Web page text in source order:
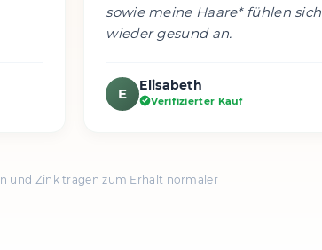
sowie meine Haare* fühlen sich
wieder gesund an.
E
Elisabeth
Verifizierter Kauf
und Zink tragen zum Erhalt normaler